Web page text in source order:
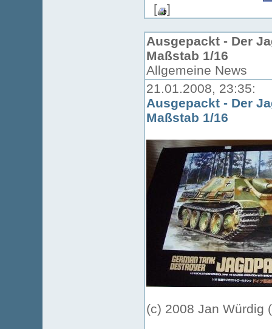
[ ]
Ausgepackt - Der
Maßstab 1/16
Allgemeine News
21.01.2008, 23:35:
Ausgepackt - Der
Maßstab 1/16
(c) 2008 Jan Würdig